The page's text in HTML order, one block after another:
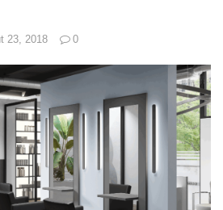
23, 2018 0